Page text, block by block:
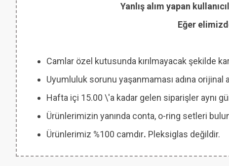
Yanlış alım yapan
Eğer
Camlar özel kutusunda kırılmayacak şekilde
Uyumluluk sorunu yaşanmaması adına
Hafta içi 15.00 \'a kadar gelen siparişler aynı
Ürünlerimizin yanında conta, o-ring setleri
Ürünlerimiz %100 camdır. Pleksiglas değildir.